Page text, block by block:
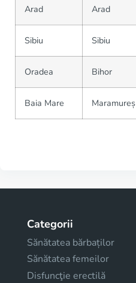
Arad Arad
Sibiu Sibiu
Oradea Bihor
Baia Mare Maramureș
Categorii
Sănătatea bărbaților
Sănătatea femeilor
Disfuncţie erectilă